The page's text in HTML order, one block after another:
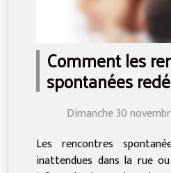
Comment les
spontanées
elles les liens
Dimanche 30
Les rencontres
inattendues dans la rue